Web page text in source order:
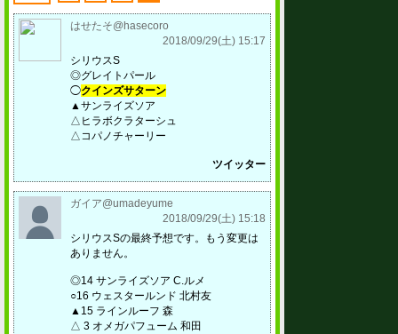
はせたそ@hasecoro
2018/09/29(土) 15:17
シリウスS
◎グレイトパール
◯クインズサターン
▲サンライズソア
△ヒラボクラターシュ
△コパノチャーリー
ツイッター
ガイア@umadeyume
2018/09/29(土) 15:18
シリウスSの最終予想です。もう変更は
ありません。
◎14 サンライズソア C.ルメ
○16 ウェスタールンド 北村友
▲15 ラインルーフ 森
△ 3 オメガパフューム 和田